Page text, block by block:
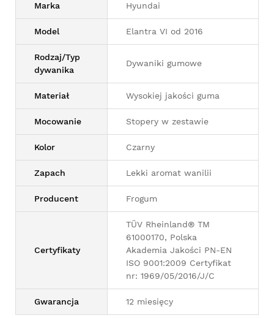
Marka Hyundai
Model Elantra VI od 2016
Rodzaj/Typ
dywanika
Dywaniki gumowe
Materiał Wysokiej jakości guma
Mocowanie Stopery w zestawie
Kolor Czarny
Zapach Lekki aromat wanilii
Producent Frogum
Certyfikaty
TÜV Rheinland® TM
61000170, Polska
Akademia Jakości PN-EN
ISO 9001:2009 Certyfikat
nr: 1969/05/2016/J/C
Gwarancja 12 miesięcy